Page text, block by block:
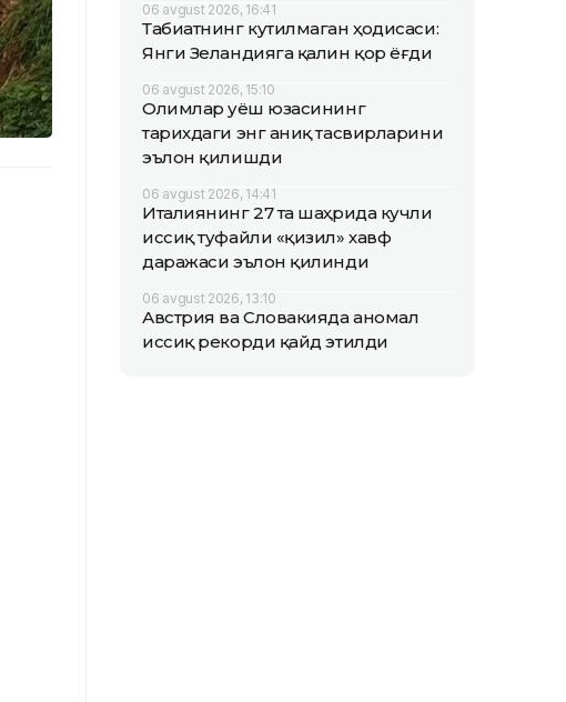
06 avgust 2026, 16:41
Табиатнинг кутилмаган ҳодисаси:
Янги Зеландияга қалин қор ёғди
06 avgust 2026, 15:10
Олимлар Қуёш юзасининг
тарихдаги энг аниқ тасвирларини
эълон қилишди
06 avgust 2026, 14:41
Италиянинг 27 та шаҳрида кучли
иссиқ туфайли «қизил» хавф
даражаси эълон қилинди
06 avgust 2026, 13:10
Австрия ва Словакияда аномал
иссиқ рекорди қайд этилди